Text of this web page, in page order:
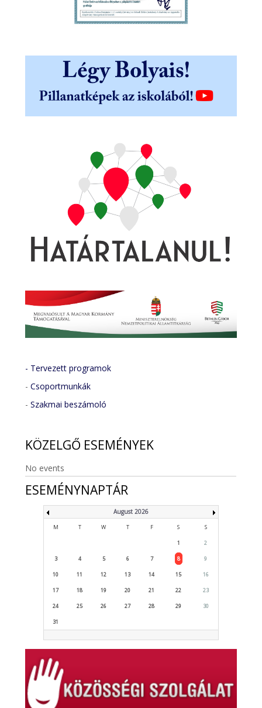
- Tervezett programok
-Csoportmunkák
-Szakmai beszámoló
KÖZELGŐ ESEMÉNYEK
No events
ESEMÉNYNAPTÁR
August 2026
M T W T F S S
1 2
3 4 5 6 7 8 9
10 11 12 13 14 15 16
17 18 19 20 21 22 23
24 25 26 27 28 29 30
31